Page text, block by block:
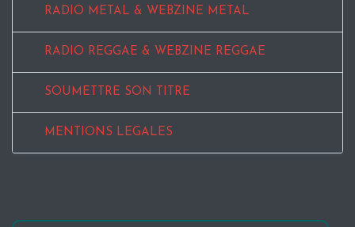
RADIO METAL & WEBZINE METAL
RADIO REGGAE & WEBZINE REGGAE
SOUMETTRE SON TITRE
MENTIONS LEGALES